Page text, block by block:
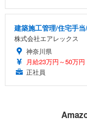
建築施工管理/住宅手
株式会社エアレックス
神奈川県
月給23万円～50万円
正社員